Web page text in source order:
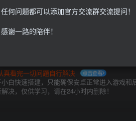
个
真看完一切问题自行解决 点击查看
白快速搭建，只能确保安卓正常进入游戏
决，仅供学习，请在24小时内删除！
任何问题都可以添加官方交流群交流提问！
感谢一路的陪伴！